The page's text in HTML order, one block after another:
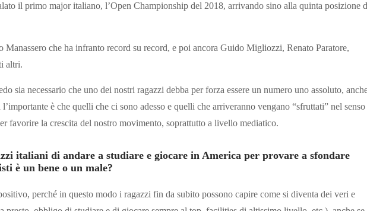
il primo major italiano, l’Open Championship del 2018, arrivando sino alla quinta posizione
Manassero che ha infranto record su record, e poi ancora Guido Migliozzi, Renato Paratore,
altri.
sia necessario che uno dei nostri ragazzi debba per forza essere un numero uno assoluto,
è che quelli che ci sono adesso e quelli che arriveranno vengano “sfruttati” nel senso
favorire la crescita del nostro movimento, soprattutto a livello mediatico.
italiani di andare a studiare e giocare in America per provare a sfondare
è un bene o un male?
perché in questo modo i ragazzi fin da subito possono capire come si diventa dei veri e